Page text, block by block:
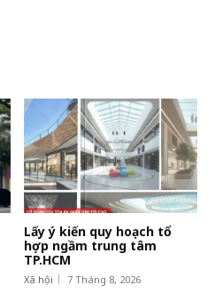
Lấy ý kiến quy hoạch tổ
hợp ngầm trung tâm
TP.HCM
Xã hội 7 Tháng 8, 2026